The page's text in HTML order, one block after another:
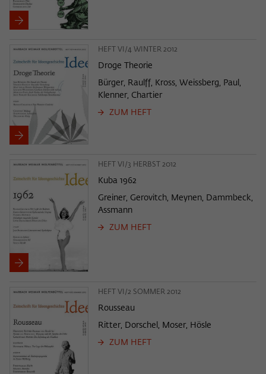
HEFT VI/4 WINTER 2012
Droge Theorie
Bürger, Raulff, Kross, Weissberg, Paul,
Klenner, Chartier
ZUM HEFT
HEFT VI/3 HERBST 2012
Kuba 1962
Greiner, Gerovitch, Meynen, Dammbeck,
Assmann
ZUM HEFT
HEFT VI/2 SOMMER 2012
Rousseau
Ritter, Dorschel, Moser, Hösle
ZUM HEFT